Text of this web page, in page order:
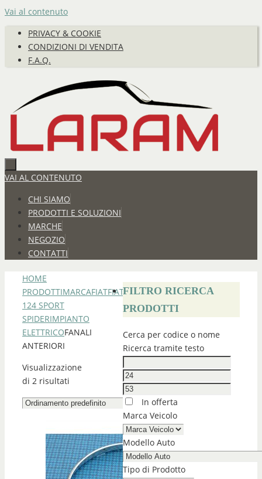
Vai al contenuto
PRIVACY & COOKIE
CONDIZIONI DI VENDITA
F.A.Q.
VAI AL CONTENUTO
CHI SIAMO
PRODOTTI E SOLUZIONI
MARCHE
NEGOZIO
CONTATTI
HOME
PRODOTTIMARCAFIATFIAT
124 SPORT
SPIDERIMPIANTO
ELETTRICOFANALI
ANTERIORI
Visualizzazione
di 2 risultati
FILTRO RICERCA
PRODOTTI
Cerca per codice o nome
Ricerca tramite testo
In offerta
Marca Veicolo
Modello Auto
Tipo di Prodotto